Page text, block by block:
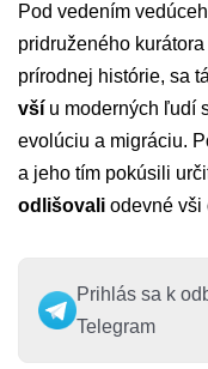
Pod vedením
pridruženého
prírodnej histórie, sa
vší u moderných ľudí
evolúciu a migráciu.
a jeho tím pokúsili
odlišovali odevné vši
Prihlás sa k
Telegram